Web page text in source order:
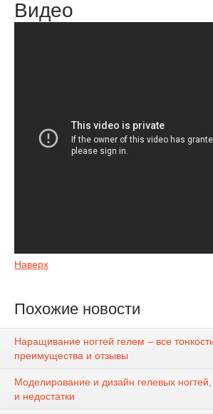
Видео
Наверх
Похожие новости
Наращивание ногтей гелем – все
преимущества и отзывы
Моделирование и дизайн гелевых
и недостатки